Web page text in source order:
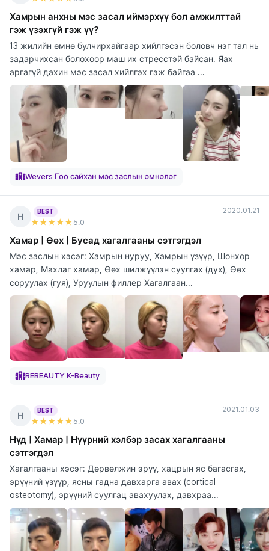
Хамрын анхны мэс засал иймэрхүү бол амжилттай
гэж үзэхгүй гэж үү?
13 жилийн өмнө булчирхайгаар хийлгэсэн боловч нэг тал нь
задарчихсан болохоор маш их стресстэй байсан. Яах
аргагүй дахин мэс засал хийлгэх гэж байгаа ...
Wevers Гоо сайхан мэс заслын эмнэлэг
Н
BEST
★★★★★ 5.0
2020.01.21
Хамар | Өөх | Бусад хагалгааны сэтгэгдэл
Мэс заслын хэсэг: Хамрын нуруу, Хамрын үзүүр, Шонхор
хамар, Махлаг хамар, Өөх шилжүүлэн суулгах (дух), Өөх
соруулах (гуя), Уруулын филлер Хагалгаан...
REBEAUTY K-Beauty
Н
BEST
★★★★★ 5.0
2021.01.03
Нүд | Хамар | Нүүрний хэлбэр засах хагалгааны
сэтгэгдэл
Хагалгааны хэсэг: Дөрвөлжин эрүү, хацрын яс багасгах,
эрүүний үзүүр, ясны гадна давхарга авах (cortical
osteotomy), эрүүний суулгац авахуулах, давхраа...